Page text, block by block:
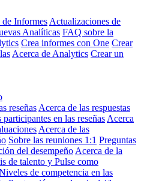
de Informes Actualizaciones de
Analíticas FAQ sobre la
Crea informes con One Crear
Acerca de Analytics Crear un
reseñas Acerca de las respuestas
en las reseñas Acerca
Acerca de las
Sobre las reuniones 1:1 Preguntas
del desempeño Acerca de la
de talento y Pulse como
de competencia en las